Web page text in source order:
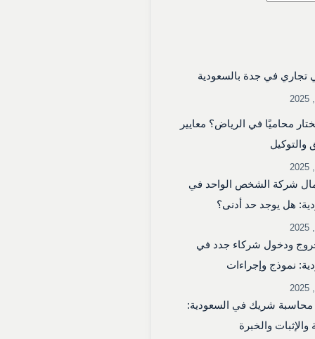
تجاري في جدة بالسعودية
محاميًا في الرياض؟ معايير
والتوكيل
شركة الشخص الواحد في
هل يوجد حد أدنى؟
ودخول شركاء جدد في
نموذج وإجراءات
شريك في السعودية:
والإثبات والخبرة